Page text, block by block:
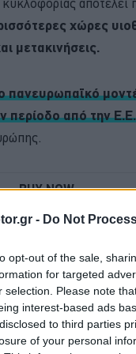
- Do Not
opt-out of the sale,
for targeted
selection. Please note
interest-based ads
to third parties
of your personal
χώρες
μετακινήσεις.
περίοδο από την Ε.Ε.
BUY NOW
ΚΤΕΟ; ΜΑΘΕ ΣΤΗΝ
VAN ΜΟΝΟ ΜΕ 12
ΟΙΚΟΓΕΝΕΙΑΚΟ SUV ME
MG3 ΑΠΟ 16.450 ΕΥΡΩ